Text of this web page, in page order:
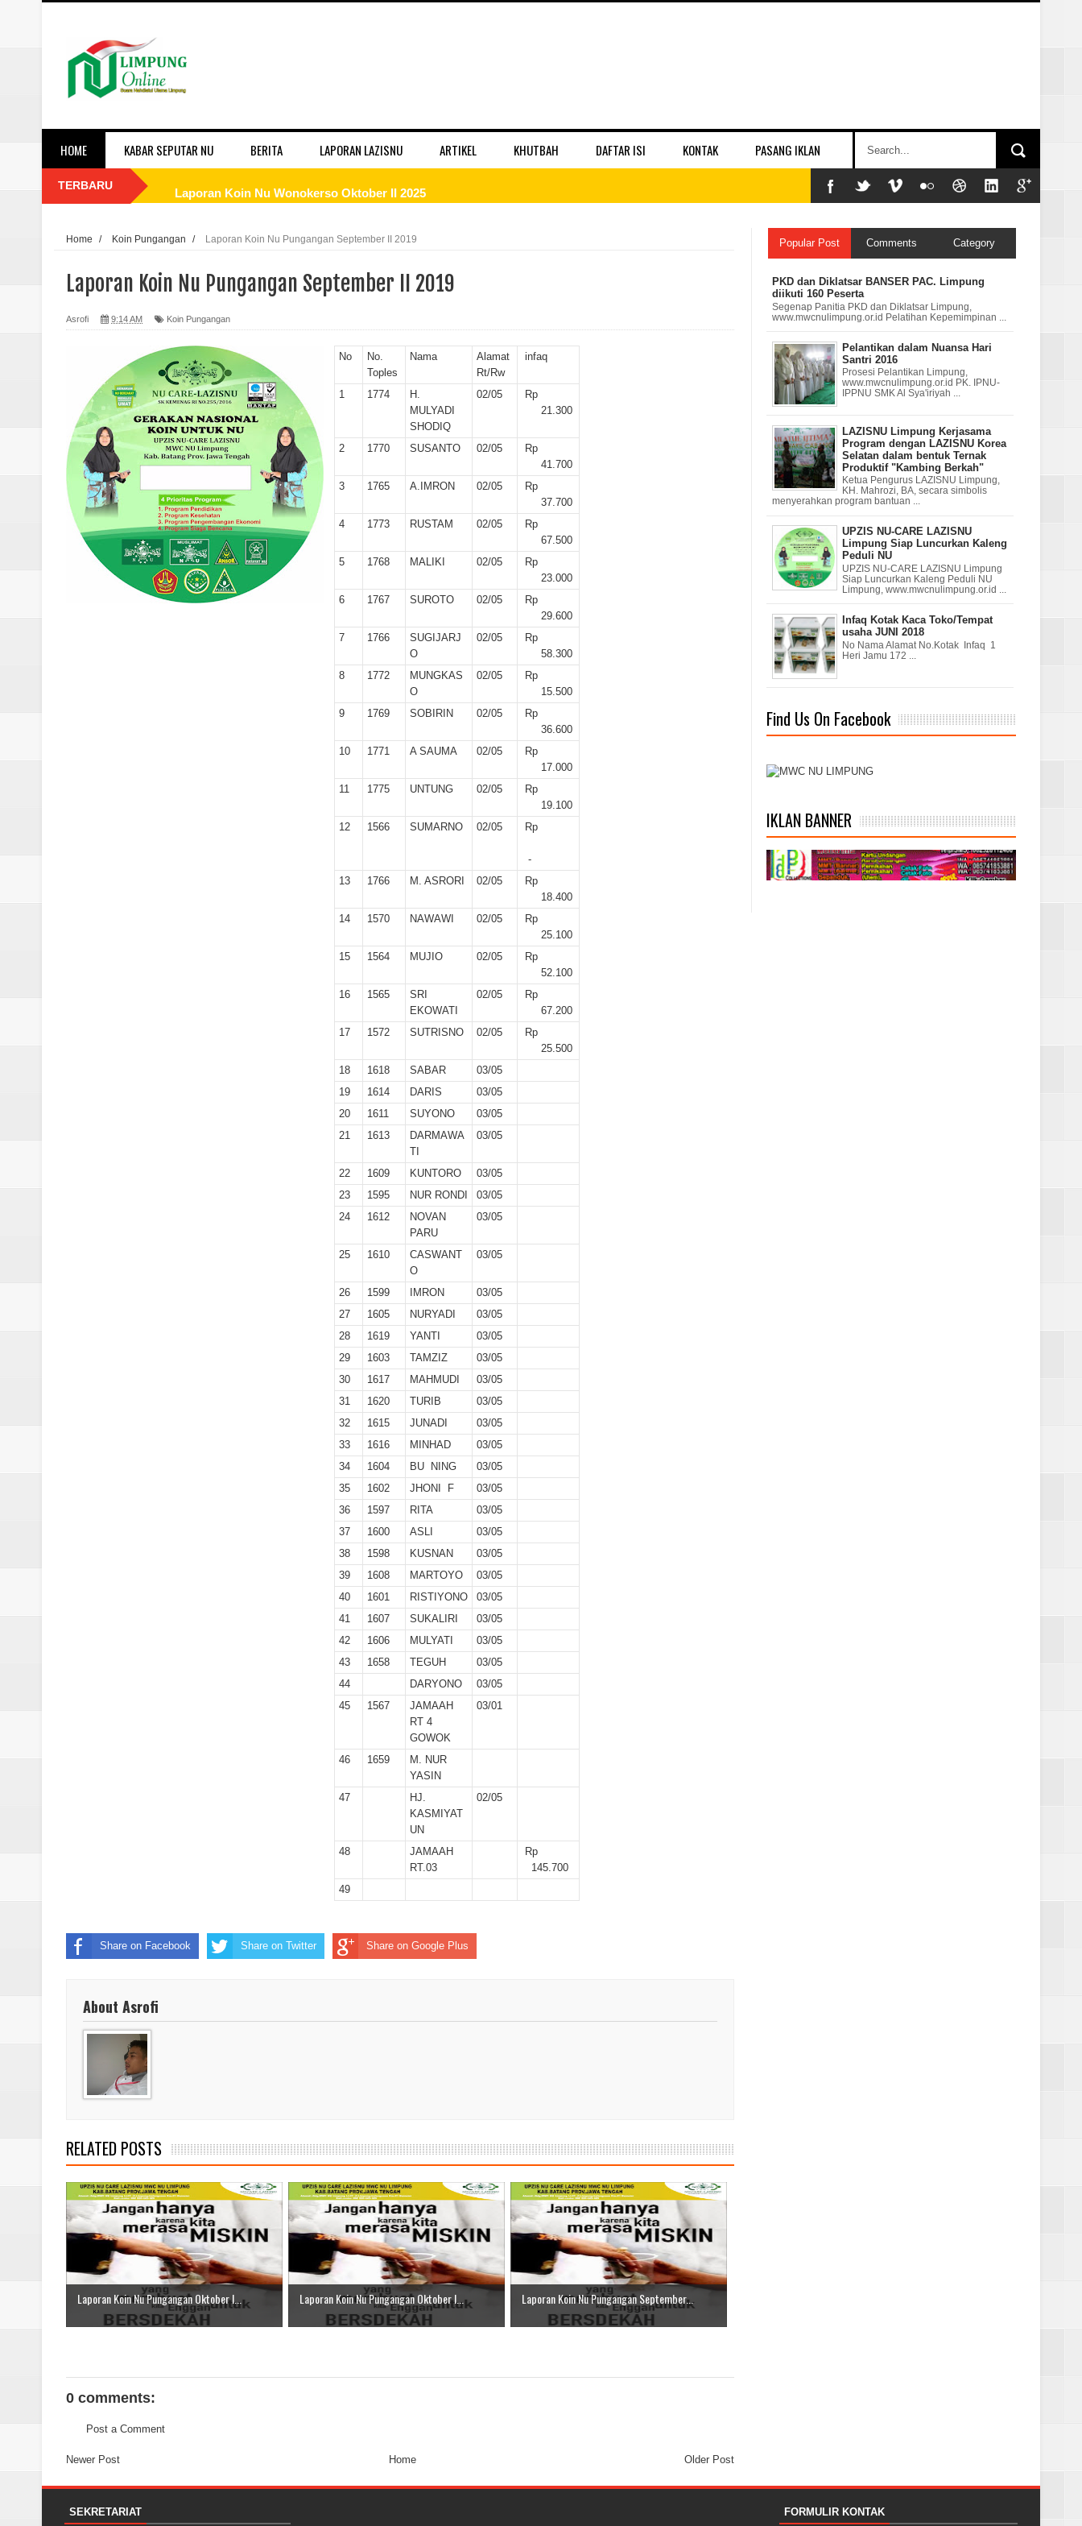
HOME KABAR SEPUTAR NU BERITA LAPORAN LAZISNU ARTIKEL KHUTBAH DAFTAR ISI KONTAK PASANG IKLAN
TERBARU Laporan Koin Nu Wonokerso Oktober II 2025
Laporan Koin Nu Sidomulyo Oktober II 2025
Laporan Koin Nu Sempu Oktober II 2025
Laporan Koin Nu Rowosari Oktober II 2025
Laporan Koin Nu Pungangan Oktober II 2025
Laporan Koin Nu Plumbon Oktober II 2025
Laporan Koin Nu Ngaliyan Oktober II 2025
Laporan Koin Nu Lobang Oktober II 2025
Laporan Koin Nu Limpung Oktober II 2025
Laporan Koin Nu Kepuh Oktober II 2025
Laporan Koin Nu Donorejo Oktober II 2025
DATABASE ANSOR KEC. LIMPUNG
Home / Koin Pungangan / Laporan Koin Nu Pungangan September II 2019
Laporan Koin Nu Pungangan September II 2019
Asrofi 9:14 AM Koin Pungangan
No
No.
Toples
Nama
Alamat
Rt/Rw
infaq
1 1774
H.
MULYADI
SHODIQ
02/05
Rp
21.300
2 1770 SUSANTO 02/05
Rp
41.700
3
1765 A.IMRON 02/05
Rp
37.700
4
1773 RUSTAM 02/05
Rp
67.500
5
1768 MALIKI 02/05
Rp
23.000
6
1767 SUROTO 02/05
Rp
29.600
7
1766
SUGIJARJ
O
02/05
Rp
58.300
8
1772
MUNGKAS
O
02/05
Rp
15.500
9
1769 SOBIRIN 02/05
Rp
36.600
10
1771 A SAUMA 02/05
Rp
17.000
11
1775 UNTUNG 02/05
Rp
19.100
12
1566 SUMARNO 02/05 Rp
-
13
1766 M. ASRORI 02/05
Rp
18.400
14
1570 NAWAWI 02/05
Rp
25.100
15
1564 MUJIO 02/05
Rp
52.100
16
1565
SRI
EKOWATI
02/05
Rp
67.200
17
1572 SUTRISNO 02/05
Rp
25.500
18
1618 SABAR
03/05
19
1614 DARIS
03/05
20
1611 SUYONO
03/05
21
1613
DARMAWA
TI
03/05
22 1609 KUNTORO
03/05
23
1595 NUR RONDI
03/05
24
1612
NOVAN
PARU
03/05
25 1610
CASWANT
O
03/05
26 1599 IMRON
03/05
27
1605 NURYADI
03/05
28
1619 YANTI
03/05
29
1603 TAMZIZ
03/05
30
1617 MAHMUDI
03/05
31
1620 TURIB
03/05
32
1615 JUNADI
03/05
33
1616 MINHAD
03/05
34
1604 BU NING
03/05
35
1602 JHONI F
03/05
36
1597 RITA
03/05
37
1600 ASLI
03/05
38
1598 KUSNAN
03/05
39
1608 MARTOYO
03/05
40
1601 RISTIYONO
03/05
41
1607 SUKALIRI
03/05
42
1606 MULYATI
03/05
43
1658 TEGUH
03/05
44
DARYONO
03/05
45
1567
JAMAAH
RT 4
GOWOK
03/01
46 1659
M. NUR
YASIN
47
HJ.
KASMIYAT
UN
02/05
48
JAMAAH
RT.03
Rp
145.700
49
Share on Facebook Share on Twitter Share on Google Plus
About Asrofi
RELATED POSTS
Laporan Koin Nu Pungangan Oktober I... Laporan Koin Nu Pungangan Oktober I... Laporan Koin Nu Pungangan September...
0 comments:
Post a Comment
Newer Post Older Post
Home
Popular Post Comments Category
PKD dan Diklatsar BANSER PAC. Limpung
diikuti 160 Peserta
Segenap Panitia PKD dan Diklatsar Limpung,
www.mwcnulimpung.or.id Pelatihan Kepemimpinan ...
Pelantikan dalam Nuansa Hari
Santri 2016
Prosesi Pelantikan Limpung,
www.mwcnulimpung.or.id PK. IPNU-
IPPNU SMK Al Sya'iriyah ...
LAZISNU Limpung Kerjasama
Program dengan LAZISNU Korea
Selatan dalam bentuk Ternak
Produktif "Kambing Berkah"
Ketua Pengurus LAZISNU Limpung,
KH. Mahrozi, BA, secara simbolis
menyerahkan program bantuan ...
UPZIS NU-CARE LAZISNU
Limpung Siap Luncurkan Kaleng
Peduli NU
UPZIS NU-CARE LAZISNU Limpung
Siap Luncurkan Kaleng Peduli NU
Limpung, www.mwcnulimpung.or.id ...
Infaq Kotak Kaca Toko/Tempat
usaha JUNI 2018
No Nama Alamat No.Kotak Infaq 1
Heri Jamu 172 ...
Find Us On Facebook
IKLAN BANNER
SEKRETARIAT FORMULIR KONTAK